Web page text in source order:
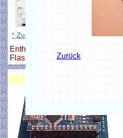
° Zum Modellbahnverwaltung Setup
Enthält alle nötigen Dateien zum
Flashen und Konfigurieren,
Zurück